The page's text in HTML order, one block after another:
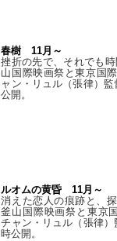
春樹 11月～
挫折の先で、それでも
山国際映画祭と東京国
ャン・リュル（張律）
公開。
ルオムの黄昏 11月～
消えた恋人の痕跡と、
釜山国際映画祭と東京
チャン・リュル（張律
時公開。